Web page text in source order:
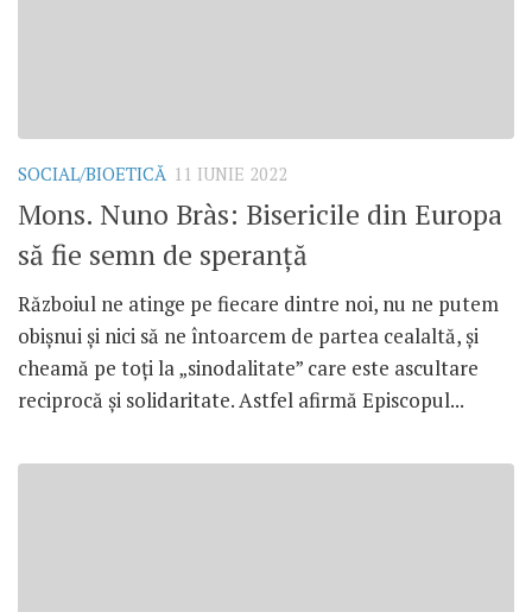
SOCIAL/BIOETICĂ 11 IUNIE 2022
Mons. Nuno Bràs: Bisericile din Europa
să fie semn de speranță
Războiul ne atinge pe fiecare dintre noi, nu ne putem
obișnui și nici să ne întoarcem de partea cealaltă, și
cheamă pe toți la „sinodalitate” care este ascultare
reciprocă și solidaritate. Astfel afirmă Episcopul...